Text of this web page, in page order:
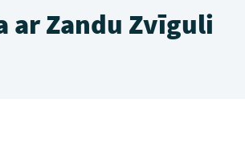
ar Zandu Zvīguli